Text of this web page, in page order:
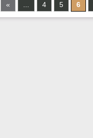
« 4 5 6